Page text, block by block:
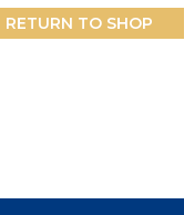
RETURN TO SHOP